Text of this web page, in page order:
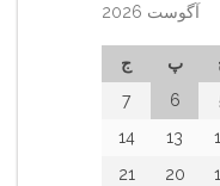
آگوست 2026
پ
ج
6
7
13
14
20
21